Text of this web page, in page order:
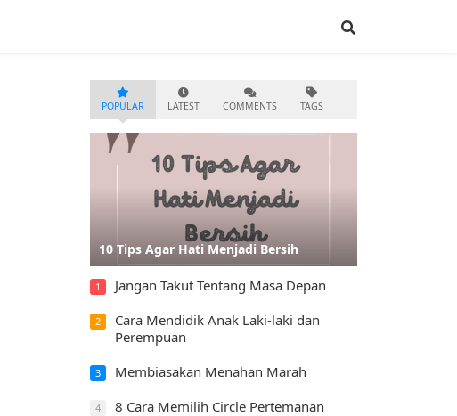
POPULAR LATEST COMMENTS TAGS
10 Tips Agar Hati Menjadi Bersih
1 Jangan Takut Tentang Masa Depan
2
Cara Mendidik Anak Laki-laki dan
Perempuan
3 Membiasakan Menahan Marah
4 8 Cara Memilih Circle Pertemanan